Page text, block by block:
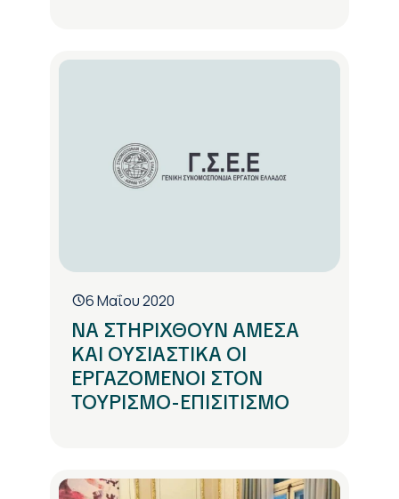
6 Μαΐου 2020
ΝΑ ΣΤΗΡΙΧΘΟΥΝ ΑΜΕΣΑ
ΚΑΙ ΟΥΣΙΑΣΤΙΚΑ ΟΙ
ΕΡΓΑΖΟΜΕΝΟΙ ΣΤΟΝ
ΤΟΥΡΙΣΜΟ-ΕΠΙΣΙΤΙΣΜΟ